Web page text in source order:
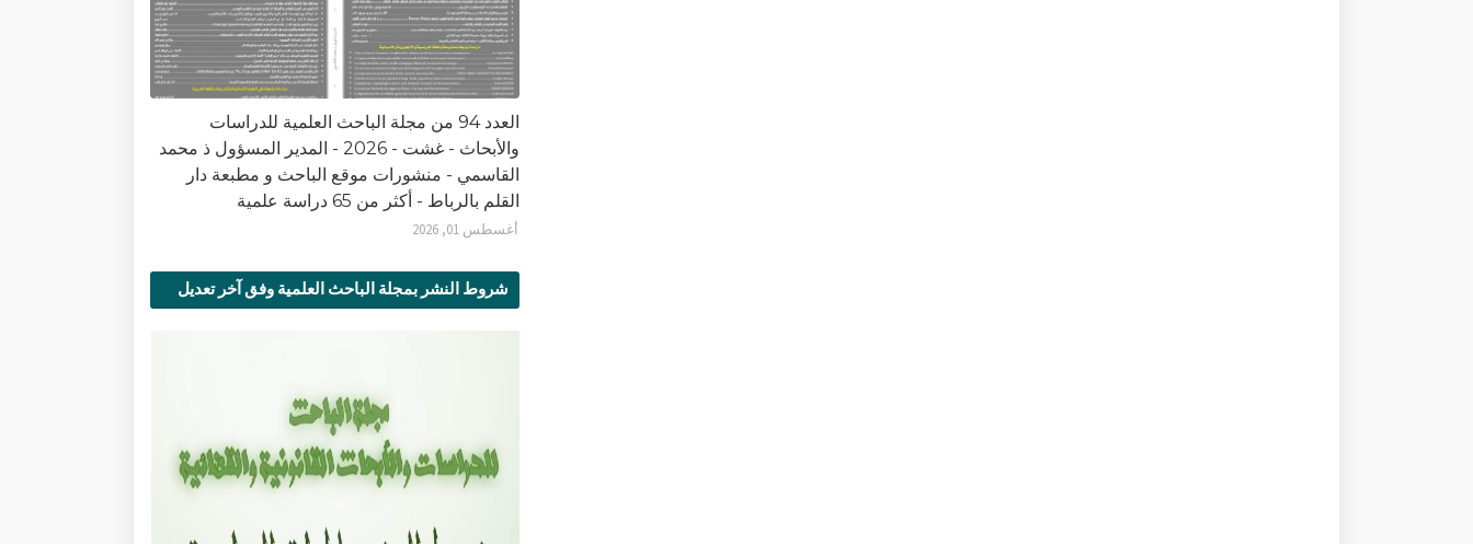
العدد 94 من مجلة الباحث العلمية للدراسات
والأبحاث - غشت - 2026 - المدير المسؤول ذ محمد
القاسمي - منشورات موقع الباحث و مطبعة دار
القلم بالرباط - أكثر من 65 دراسة علمية
أغسطس 01, 2026
شروط النشر بمجلة الباحث العلمية وفق آخر تعديل